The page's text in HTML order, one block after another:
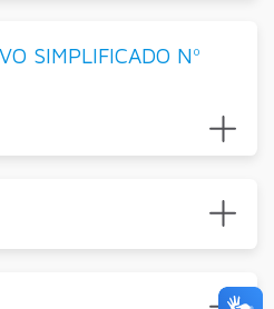
SIMPLIFICADO Nº